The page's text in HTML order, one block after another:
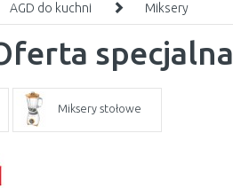
AGD do kuchni Miksery
specjalna
Miksery stołowe